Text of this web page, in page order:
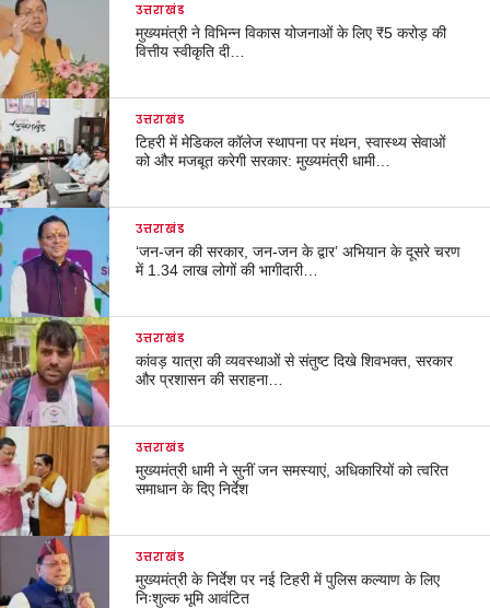
उत्तराखंड
मुख्यमंत्री ने विभिन्न विकास योजनाओं के लिए ₹5 करोड़ की
वित्तीय स्वीकृति दी…
उत्तराखंड
टिहरी में मेडिकल कॉलेज स्थापना पर मंथन, स्वास्थ्य सेवाओं
को और मजबूत करेगी सरकार: मुख्यमंत्री धामी…
उत्तराखंड
‘जन-जन की सरकार, जन-जन के द्वार’ अभियान के दूसरे चरण
में 1.34 लाख लोगों की भागीदारी…
उत्तराखंड
कांवड़ यात्रा की व्यवस्थाओं से संतुष्ट दिखे शिवभक्त, सरकार
और प्रशासन की सराहना…
उत्तराखंड
मुख्यमंत्री धामी ने सुनीं जन समस्याएं, अधिकारियों को त्वरित
समाधान के दिए निर्देश
उत्तराखंड
मुख्यमंत्री के निर्देश पर नई टिहरी में पुलिस कल्याण के लिए
निःशुल्क भूमि आवंटित